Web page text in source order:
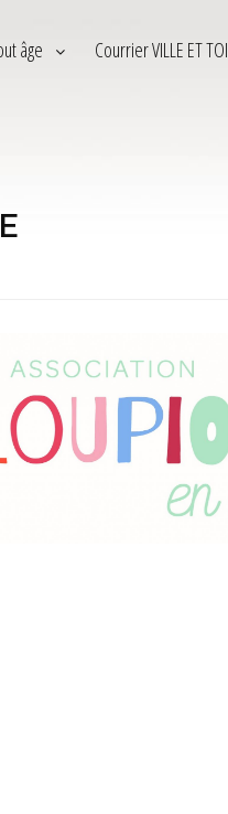
âge Courrier VILLE ET TOI